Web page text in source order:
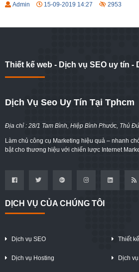
Admin 15-09-2019 14:27 2953
Thiết kế web - Dịch vụ SEO uy tín -
Dịch Vụ Seo Uy Tín Tại Tphcm
Địa chỉ : 28/1 Tam Bình, Hiệp Bình Phước, Thủ
Làm chủ công cụ Marketing hiệu quả – nhanh
bật cho thương hiệu với chiến lược Internet
DỊCH VỤ CỦA CHÚNG TÔI
Dịch vụ SEO Thiết
Dịch vụ Hosting Dịch